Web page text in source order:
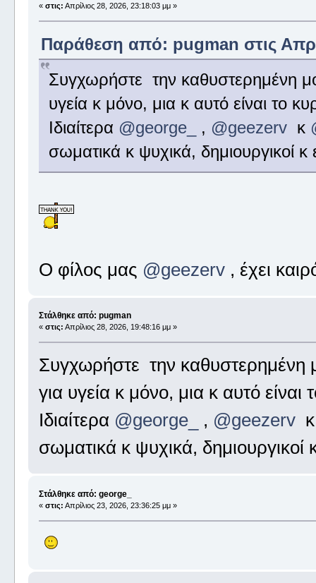
« στις: Απρίλιος 28, 2026, 23:18:03 μμ »
Παράθεση από: pugman στις
Συγχωρήστε την καθυστερημένη
υγεία κ μόνο, μια κ αυτό είναι το
Ιδιαίτερα @george_ , @geezervκ
σωματικά κ ψυχικά, δημιουργικοί κ
Ο φίλος μας @geezerv, έχει
Στάλθηκε από: pugman
« στις: Απρίλιος 28, 2026, 19:48:16 μμ »
Συγχωρήστε την καθυστερημένη
για υγεία κ μόνο, μια κ αυτό είναι
Ιδιαίτερα @george_ , @geezerv
σωματικά κ ψυχικά, δημιουργικοί
Στάλθηκε από: george_
« στις: Απρίλιος 23, 2026, 23:36:25 μμ »